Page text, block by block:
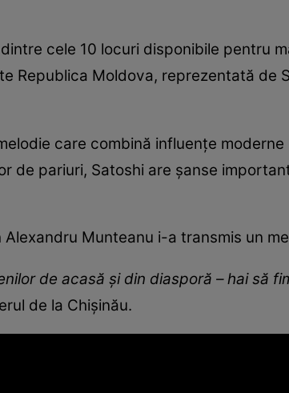
cele 10 locuri disponibile pentru
Republica Moldova, reprezentată de
care combină influențe
de pariuri, Satoshi are șanse
Munteanu i-a transmis un
de acasă și din diasporă – hai să
de la Chișinău.